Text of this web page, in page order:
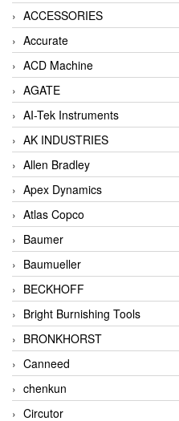
ACCESSORIES
Accurate
ACD Machine
AGATE
AI-Tek Instruments
AK INDUSTRIES
Allen Bradley
Apex Dynamics
Atlas Copco
Baumer
Baumueller
BECKHOFF
Bright Burnishing Tools
BRONKHORST
Canneed
chenkun
Circutor